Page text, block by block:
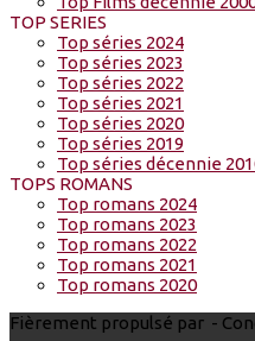
TOP SERIES
Top séries 2024
Top séries 2023
Top séries 2022
Top séries 2021
Top séries 2020
Top séries 2019
Top séries décennie
TOPS ROMANS
Top romans 2024
Top romans 2023
Top romans 2022
Top romans 2021
Top romans 2020
Fièrement propulsé par -